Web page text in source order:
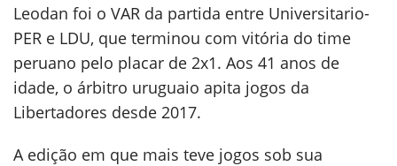
Leodan foi o VAR da partida entre Universitario-
PER e LDU, que terminou com vitória do time
peruano pelo placar de 2x1. Aos 41 anos de
idade, o árbitro uruguaio apita jogos da
Libertadores desde 2017.
A edição em que mais teve jogos sob sua